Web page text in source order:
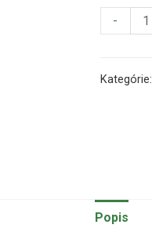
-
Kategórie:
Popis